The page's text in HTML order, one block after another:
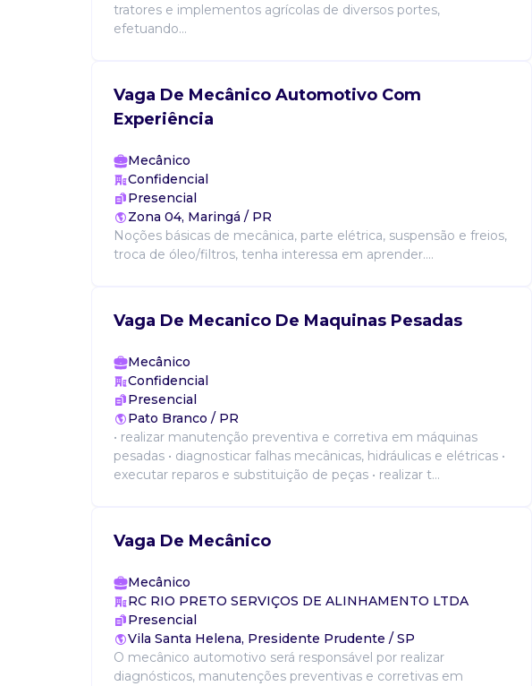
tratores e implementos agrícolas de diversos portes,
efetuando...
Vaga De Mecânico Automotivo Com
Experiência
Mecânico
Confidencial
Presencial
Zona 04, Maringá / PR
Noções básicas de mecânica, parte elétrica, suspensão e freios,
troca de óleo/filtros, tenha interessa em aprender....
Vaga De Mecanico De Maquinas Pesadas
Mecânico
Confidencial
Presencial
Pato Branco / PR
• realizar manutenção preventiva e corretiva em máquinas
pesadas • diagnosticar falhas mecânicas, hidráulicas e elétricas •
executar reparos e substituição de peças • realizar t...
Vaga De Mecânico
Mecânico
RC RIO PRETO SERVIÇOS DE ALINHAMENTO LTDA
Presencial
Vila Santa Helena, Presidente Prudente / SP
O mecânico automotivo será responsável por realizar
diagnósticos, manutenções preventivas e corretivas em